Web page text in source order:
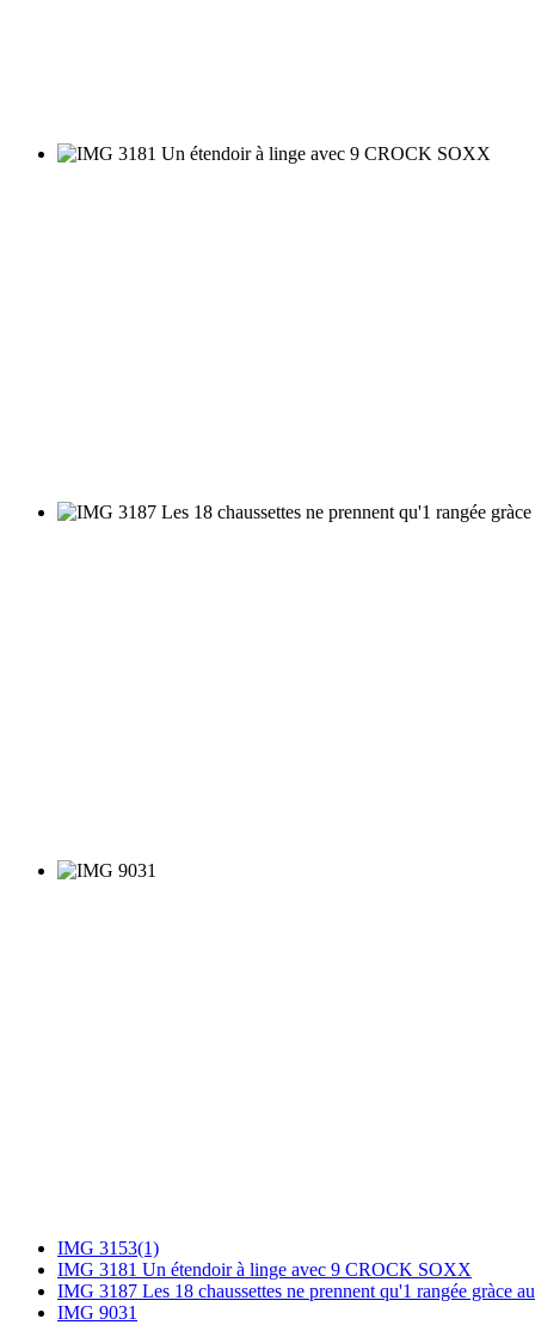
IMG 3153(1)
IMG 3181 Un étendoir à linge avec 9 CROCK SOXX
IMG 3187 Les 18 chaussettes ne prennent qu'1 rangée gràce
IMG 9031